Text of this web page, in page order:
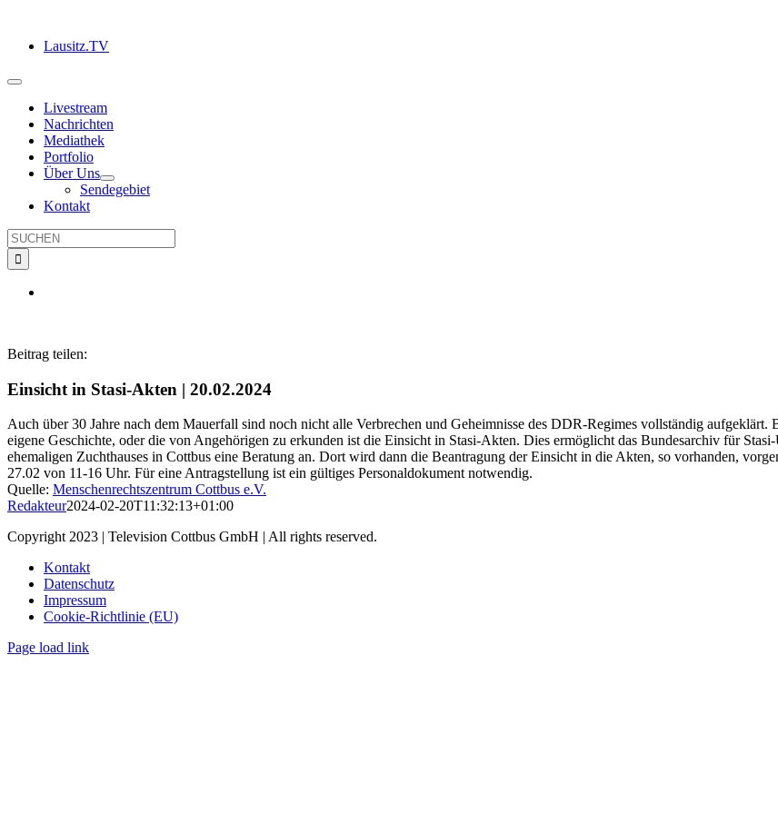
springenLausitz.TV
Toggle
NavigationLivestream
Nachrichten
Mediathek
Portfolio
Über Uns
Sendegebiet
Kontakt
Suche
nach:
Beitrag teilen:
Einsicht in Stasi-Akten | 20.02.2024
Auch über 30 Jahre nach dem Mauerfall sind noch nicht alle Verbrechen und Geheimnisse des DDR-Regimes vollständig
eigene Geschichte, oder die von Angehörigen zu erkunden ist die Einsicht in Stasi-Akten. Dies ermöglicht das Bundesarchiv für
ehemaligen Zuchthauses in Cottbus eine Beratung an. Dort wird dann die Beantragung der Einsicht in die Akten, so vorhanden,
27.02 von 11-16 Uhr. Für eine Antragstellung ist ein gültiges Personaldokument notwendig.
Quelle: Menschenrechtszentrum Cottbus e.V.
Redakteur2024-02-20T11:32:13+01:00
Copyright 2023 | Television Cottbus GmbH | All rights reserved.
Kontakt
Datenschutz
Impressum
Cookie-Richtlinie (EU)
Page load link